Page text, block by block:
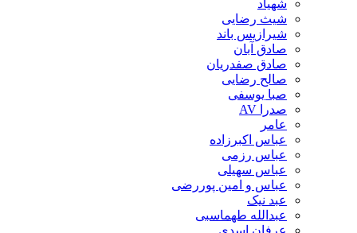
شهیاد
شیث رضایی
شیرازیس باند
صادق آبان
صادق صفدریان
صالح رضایی
صبا یوسفی
صدرا AV
عامر
عباس اکبرزاده
عباس رزمی
عباس سهیلی
عباس و امین پوررضی
عبد نیک
عبدالله طهماسبی‎